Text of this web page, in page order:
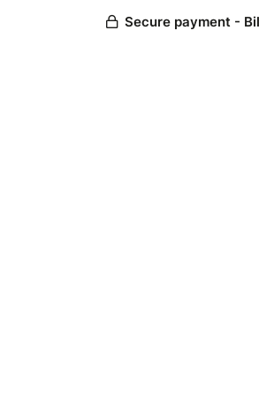
Secure payment -